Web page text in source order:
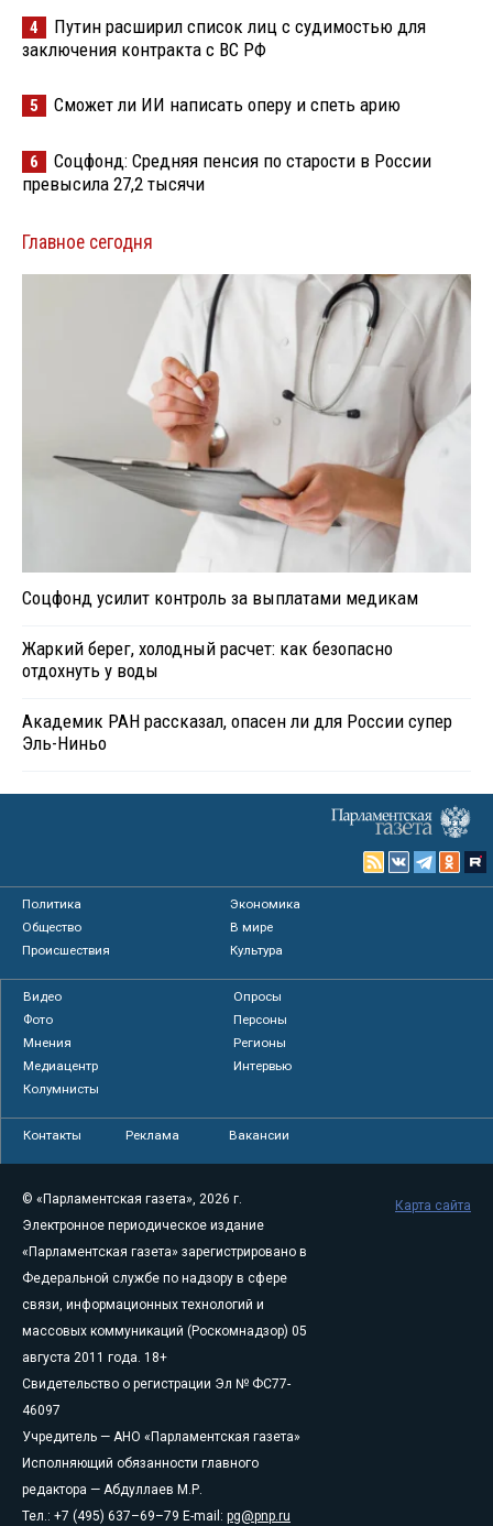
4
Путин расширил список лиц с судимостью для
заключения контракта с ВС РФ
5 Сможет ли ИИ написать оперу и спеть арию
6
Соцфонд: Средняя пенсия по старости в России
превысила 27,2 тысячи
Главное сегодня
Соцфонд усилит контроль за выплатами медикам
Жаркий берег, холодный расчет: как безопасно
отдохнуть у воды
Академик РАН рассказал, опасен ли для России супер
Эль-Ниньо
Политика
Экономика
Общество
В мире
Происшествия
Культура
Видео
Опросы
Фото
Персоны
Мнения
Регионы
Медиацентр
Интервью
Колумнисты
Контакты Реклама Вакансии
© «Парламентская газета», 2026 г.
Электронное периодическое издание
«Парламентская газета» зарегистрировано в
Федеральной службе по надзору в сфере
связи, информационных технологий и
массовых коммуникаций (Роскомнадзор) 05
августа 2011 года. 18+
Свидетельство о регистрации Эл № ФС77-
46097
Учредитель — АНО «Парламентская газета»
Исполняющий обязанности главного
редактора — Абдуллаев М.Р.
Тел.: +7 (495) 637–69–79 E-mail: pg@pnp.ru
Карта сайта